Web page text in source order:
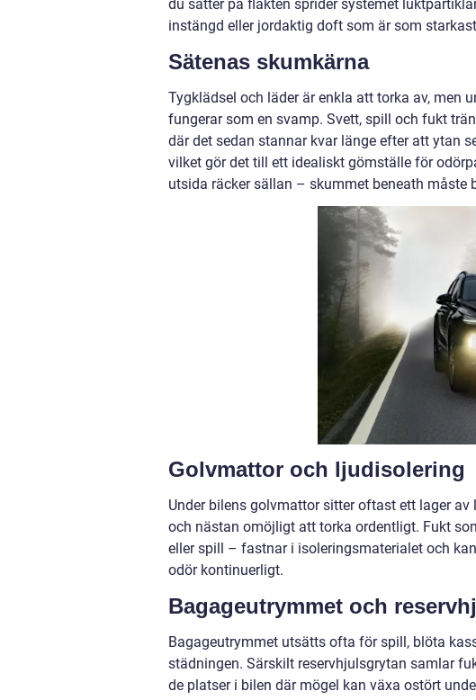
du sätter på fläkten sprider systemet
instängd eller jordaktig doft som är som
Sätenas skumkärna
Tygklädsel och läder är enkla att torka av, men
fungerar som en svamp. Svett, spill och fukt
där det sedan stannar kvar länge efter att ytan
vilket gör det till ett idealiskt gömställe för
utsida räcker sällan – skummet beneath måste
Golvmattor och ljudisolering
Under bilens golvmattor sitter oftast ett lager
och nästan omöjligt att torka ordentligt. Fukt
eller spill – fastnar i isoleringsmaterialet och
odör kontinuerligt.
Bagageutrymmet och
Bagageutrymmet utsätts ofta för spill, blöta
städningen. Särskilt reservhjulsgrytan samlar
de platser i bilen där mögel kan växa ostört